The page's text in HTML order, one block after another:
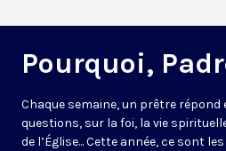
Pourquoi,
Chaque semaine, un prêtre répond
questions, sur la foi, la vie
de l’Église... Cette année, ce sont